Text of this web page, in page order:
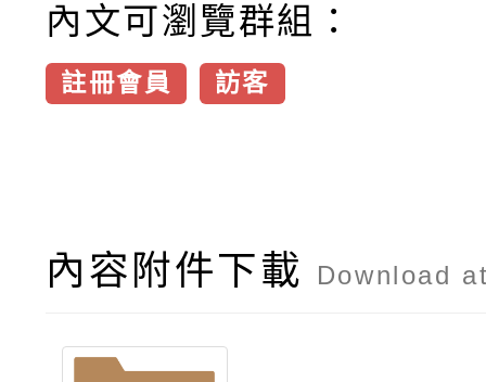
內文可瀏覽群組：
註冊會員 訪客
內容附件下載 Download